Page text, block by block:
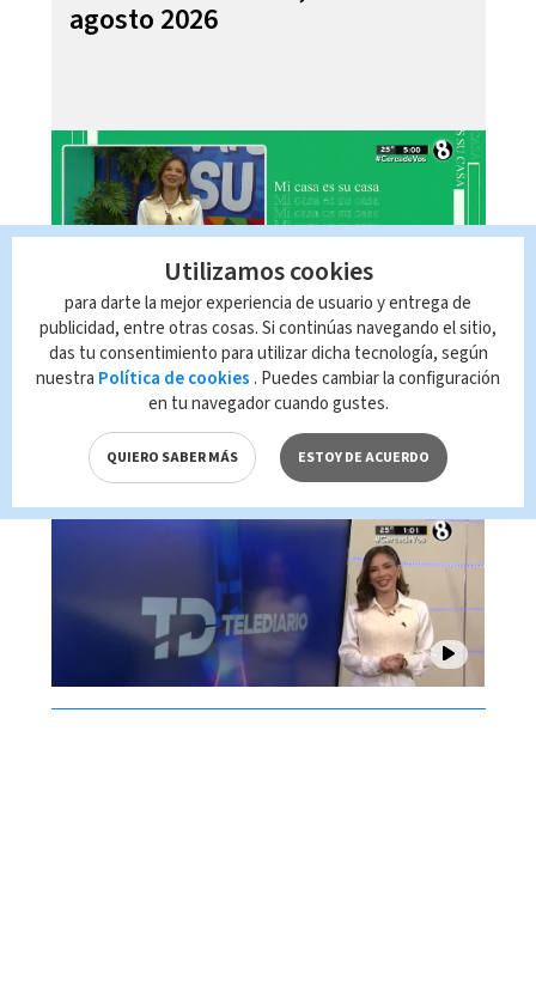
agosto 2026
Telediario En Directo con Paula
Brenes, 07 de agosto 2026
Utilizamos cookies
para darte la mejor experiencia de usuario y entrega de
publicidad, entre otras cosas. Si continúas navegando el sitio,
das tu consentimiento para utilizar dicha tecnología, según
nuestra Política de cookies . Puedes cambiar la configuración
en tu navegador cuando gustes.
QUIERO SABER MÁS ESTOY DE ACUERDO